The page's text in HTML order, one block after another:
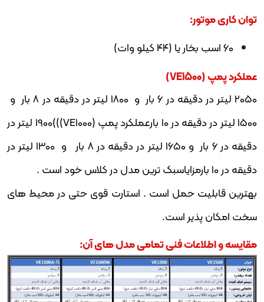
توان کاری موتور:
60 اسب بخار یا (44 کیلو وات)
عملکرد پمپ (VE1500)
2050 لیتر در دقیقه در 6 بار و 1800 لیتر در دقیقه در 8 بار و
1500 لیتر در دقیقه در 10 بارعملکرد پمپ (VE1000)))1900 لیتر در
دقیقه در 6 بار و 1650 لیتر در دقیقه در 8 بار و 1300 لیتر در
دقیقه در 10 بارمزایاسبک ترین مدل در کلاس خود است .
بهترین قابلیت حمل است . استارت قوی حتی در محیط های
سخت امکان پذیر است.
مقایسه و اطلاعات فنی تمامی مدل های آن: